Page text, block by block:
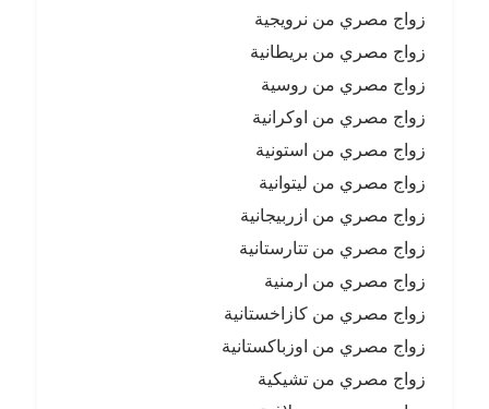
زواج مصري من نرويجية
زواج مصري من بريطانية
زواج مصري من روسية
زواج مصري من اوكرانية
زواج مصري من استونية
زواج مصري من ليتوانية
زواج مصري من ازربيجانية
زواج مصري من تتارستانية
زواج مصري من ارمنية
زواج مصري من كازاخستانية
زواج مصري من اوزباكستانية
زواج مصري من تشيكية